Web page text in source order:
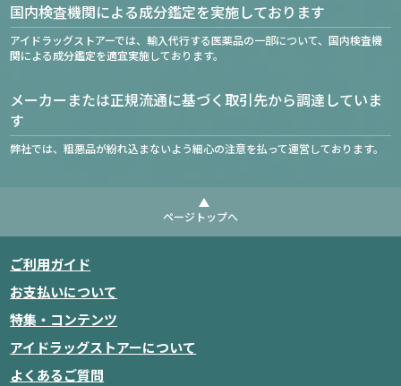
国内検査機関による成分鑑定を実施しております
アイドラッグストアーでは、輸入代行する医薬品の一部について、国内検査機
関による成分鑑定を適宜実施しております。
メーカーまたは正規流通に基づく取引先から調達していま
す
弊社では、粗悪品が紛れ込まないよう細心の注意を払って運営しております。
ページトップへ
ご利用ガイド
お支払いについて
特集・コンテンツ
アイドラッグストアーについて
よくあるご質問